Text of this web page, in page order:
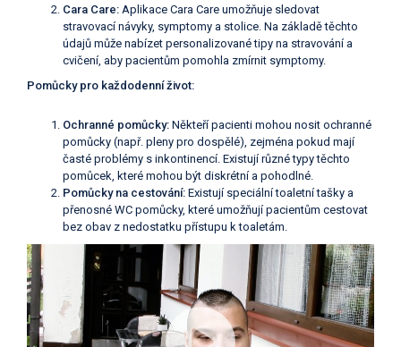
Cara Care: Aplikace Cara Care umožňuje sledovat
stravovací návyky, symptomy a stolice. Na základě těchto
údajů může nabízet personalizované tipy na stravování a
cvičení, aby pacientům pomohla zmírnit symptomy.
Pomůcky pro každodenní život:
Ochranné pomůcky: Někteří pacienti mohou nosit ochranné
pomůcky (např. pleny pro dospělé), zejména pokud mají
časté problémy s inkontinencí. Existují různé typy těchto
pomůcek, které mohou být diskrétní a pohodlné.
Pomůcky na cestování: Existují speciální toaletní tašky a
přenosné WC pomůcky, které umožňují pacientům cestovat
bez obav z nedostatku přístupu k toaletám.